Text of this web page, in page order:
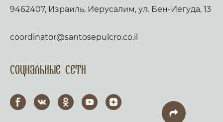
9462407, Израиль, Иерусалим, ул. Бен-Иегуда, 13
coordinator@santosepulcro.co.il
Социальные сети